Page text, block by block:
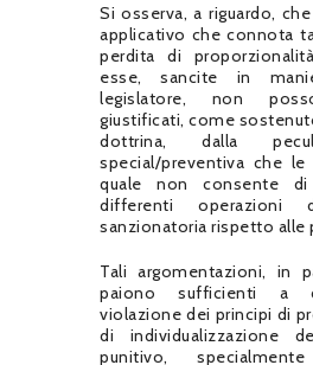
Si osserva, a riguardo,
applicativo che connota
perdita di
esse, sancite in
legislatore, non
giustificati, come
dottrina, dalla
special/preventiva che le
quale non consente
differenti operazioni
sanzionatoria rispetto alle
Tali argomentazioni, in
paiono sufficienti a
violazione dei principi di
di individualizzazione
punitivo,